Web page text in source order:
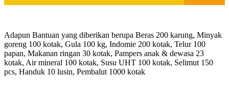
Adapun Bantuan yang diberikan berupa Beras 200 karung, Minyak
goreng 100 kotak, Gula 100 kg, Indomie 200 kotak, Telur 100
papan, Makanan ringan 30 kotak, Pampers anak & dewasa 23
kotak, Air mineral 100 kotak, Susu UHT 100 kotak, Selimut 150
pcs, Handuk 10 lusin, Pembalut 1000 kotak